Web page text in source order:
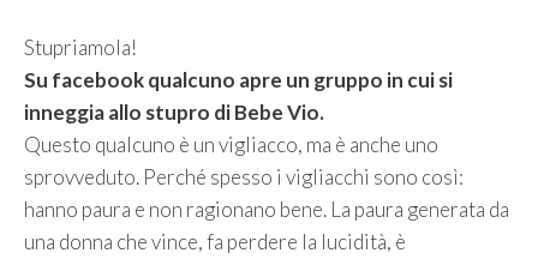
Stupriamola!
Su facebook qualcuno apre un gruppo in cui si
inneggia allo stupro di Bebe Vio.
Questo qualcuno è un vigliacco, ma è anche uno
sprovveduto. Perché spesso i vigliacchi sono così:
hanno paura e non ragionano bene. La paura generata da
una donna che vince, fa perdere la lucidità, è